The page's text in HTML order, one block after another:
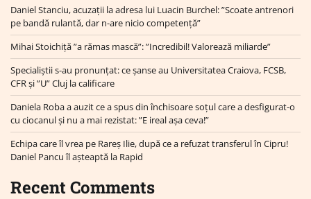
Daniel Stanciu, acuzații la adresa lui Luacin Burchel: ”Scoate antrenori
pe bandă rulantă, dar n-are nicio competență”
Mihai Stoichiță ”a rămas mască”: ”Incredibil! Valorează miliarde”
Specialiștii s-au pronunțat: ce șanse au Universitatea Craiova, FCSB,
CFR și ”U” Cluj la calificare
Daniela Roba a auzit ce a spus din închisoare soțul care a desfigurat-o
cu ciocanul și nu a mai rezistat: ”E ireal așa ceva!”
Echipa care îl vrea pe Rareș Ilie, după ce a refuzat transferul în Cipru!
Daniel Pancu îl așteaptă la Rapid
Recent Comments